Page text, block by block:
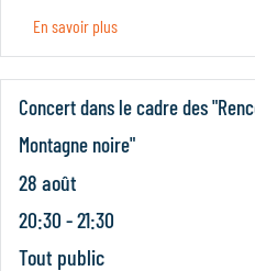
En savoir plus
Concert dans le cadre des
Montagne noire"
28 août
20:30 - 21:30
Tout public